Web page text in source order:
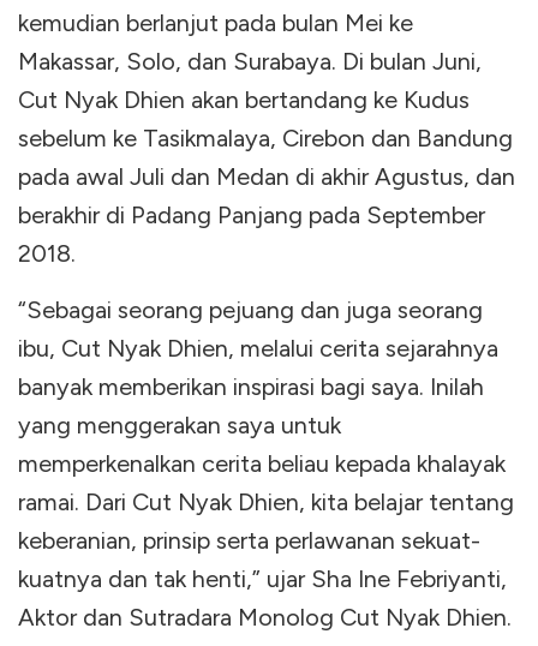
kemudian berlanjut pada bulan Mei ke
Makassar, Solo, dan Surabaya. Di bulan Juni,
Cut Nyak Dhien akan bertandang ke Kudus
sebelum ke Tasikmalaya, Cirebon dan Bandung
pada awal Juli dan Medan di akhir Agustus, dan
berakhir di Padang Panjang pada September
2018.
“Sebagai seorang pejuang dan juga seorang
ibu, Cut Nyak Dhien, melalui cerita sejarahnya
banyak memberikan inspirasi bagi saya. Inilah
yang menggerakan saya untuk
memperkenalkan cerita beliau kepada khalayak
ramai. Dari Cut Nyak Dhien, kita belajar tentang
keberanian, prinsip serta perlawanan sekuat-
kuatnya dan tak henti,” ujar Sha Ine Febriyanti,
Aktor dan Sutradara Monolog Cut Nyak Dhien.